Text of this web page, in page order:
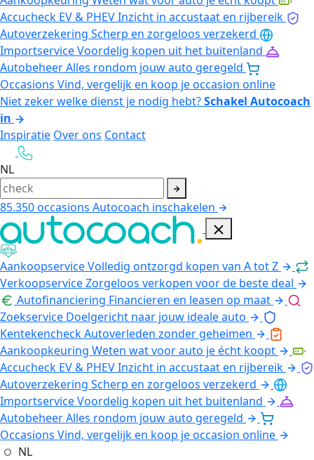
Accucheck EV & PHEVInzicht in accustaat en rijbereik
Autoverzekering Scherp en zorgeloos verzekerd
ImportserviceVoordelig kopen uit het buitenland
AutobeheerAlles rondom jouw auto geregeld
Occasions Vind, vergelijk en koop je occasion online
Niet zeker welke dienst je nodig hebt?Schakel Autocoach
in
Inspiratie Over ons Contact
NL
85.350occasions Autocoach inschakelen
AankoopserviceVolledig ontzorgd kopen van A tot Z
VerkoopserviceZorgeloos verkopen voor de beste deal
Autofinanciering Financieren en leasen op maat
Zoekservice Doelgericht naar jouw ideale auto
KentekencheckAutoverleden zonder geheimen
Aankoopkeuring Weten wat voor auto je écht koopt
Accucheck EV & PHEVInzicht in accustaat en rijbereik
Autoverzekering Scherp en zorgeloos verzekerd
ImportserviceVoordelig kopen uit het buitenland
AutobeheerAlles rondom jouw auto geregeld
Occasions Vind, vergelijk en koop je occasion online
NL